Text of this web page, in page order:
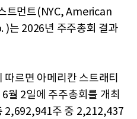
트먼트(NYC, American
2026년 주주총회 결과
르면 아메리칸 스트래티
월 2일에 주주총회를 개최
2,692,941주 중 2,212,437